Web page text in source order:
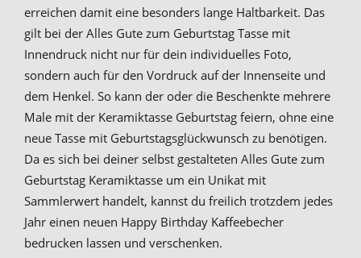
erreichen damit eine besonders lange Haltbarkeit. Das
gilt bei der Alles Gute zum Geburtstag Tasse mit
Innendruck nicht nur für dein individuelles Foto,
sondern auch für den Vordruck auf der Innenseite und
dem Henkel. So kann der oder die Beschenkte mehrere
Male mit der Keramiktasse Geburtstag feiern, ohne eine
neue Tasse mit Geburtstagsglückwunsch zu benötigen.
Da es sich bei deiner selbst gestalteten Alles Gute zum
Geburtstag Keramiktasse um ein Unikat mit
Sammlerwert handelt, kannst du freilich trotzdem jedes
Jahr einen neuen Happy Birthday Kaffeebecher
bedrucken lassen und verschenken.